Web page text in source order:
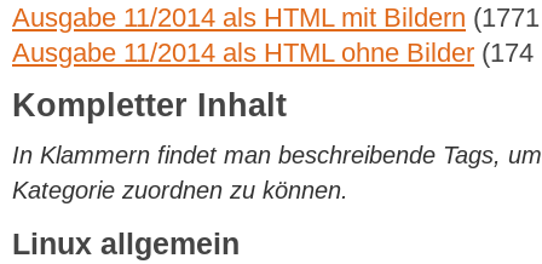
Ausgabe 11/2014 als HTML mit Bildern
Ausgabe 11/2014 als HTML ohne Bilder (174
Kompletter Inhalt
In Klammern findet man beschreibende Tags,
Kategorie zuordnen zu können.
Linux allgemein